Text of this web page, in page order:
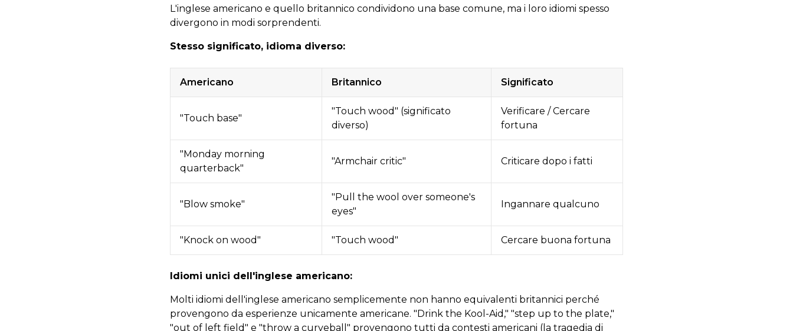
L'inglese americano e quello britannico condividono una base comune, ma i loro idiomi spesso
divergono in modi sorprendenti.
Stesso significato, idioma diverso:
Americano Britannico Significato
"Touch base"
"Touch wood" (significato
diverso)
Verificare / Cercare
fortuna
"Monday morning
quarterback"
"Armchair critic" Criticare dopo i fatti
"Blow smoke"
"Pull the wool over someone's
eyes"
Ingannare qualcuno
"Knock on wood" "Touch wood" Cercare buona fortuna
Idiomi unici dell'inglese americano:
Molti idiomi dell'inglese americano semplicemente non hanno equivalenti britannici perché
provengono da esperienze unicamente americane. "Drink the Kool-Aid," "step up to the plate,"
"out of left field" e "throw a curveball" provengono tutti da contesti americani (la tragedia di